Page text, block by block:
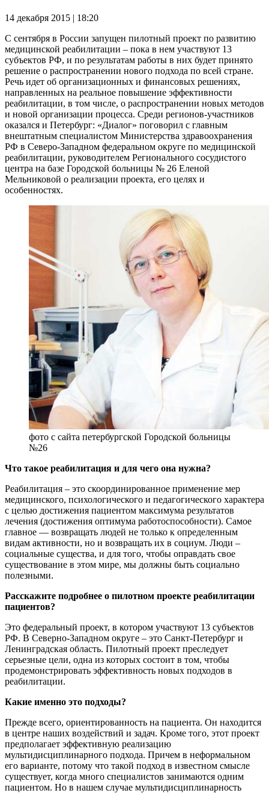
14 декабря 2015 | 18:20
С сентября в России запущен пилотный проект по развитию
медицинской реабилитации – пока в нем участвуют 13
субъектов РФ, и по результатам работы в них будет принято
решение о распространении нового подхода по всей стране.
Речь идет об организационных и финансовых решениях,
направленных на реальное повышение эффективности
реабилитации, в том числе, о распространении новых методов
и новой организации процесса. Среди регионов-участников
оказался и Петербург: «Диалог» поговорил с главным
внештатным специалистом Министерства здравоохранения
РФ в Северо-Западном федеральном округе по медицинской
реабилитации, руководителем Регионального сосудистого
центра на базе Городской больницы № 26 Еленой
Мельниковой о реализации проекта, его целях и
особенностях.
фото с сайта петербургской Городской больницы
№26
Что такое реабилитация и для чего она нужна?
Реабилитация – это скоординированное применение мер
медицинского, психологического и педагогического характера
с целью достижения пациентом максимума результатов
лечения (достижения оптимума работоспособности). Самое
главное — возвращать людей не только к определенным
видам активности, но и возвращать их в социум. Люди –
социальные существа, и для того, чтобы оправдать свое
существование в этом мире, мы должны быть социально
полезными.
Расскажите подробнее о пилотном проекте реабилитации
пациентов?
Это федеральный проект, в котором участвуют 13 субъектов
РФ. В Северно-Западном округе – это Санкт-Петербург и
Ленинградская область. Пилотный проект преследует
серьезные цели, одна из которых состоит в том, чтобы
продемонстрировать эффективность новых подходов в
реабилитации.
Какие именно это подходы?
Прежде всего, ориентированность на пациента. Он находится
в центре наших воздействий и задач. Кроме того, этот проект
предполагает эффективную реализацию
мультидисциплинарного подхода. Причем в неформальном
его варианте, потому что такой подход в известном смысле
существует, когда много специалистов занимаются одним
пациентом. Но в нашем случае мультидисциплинарность